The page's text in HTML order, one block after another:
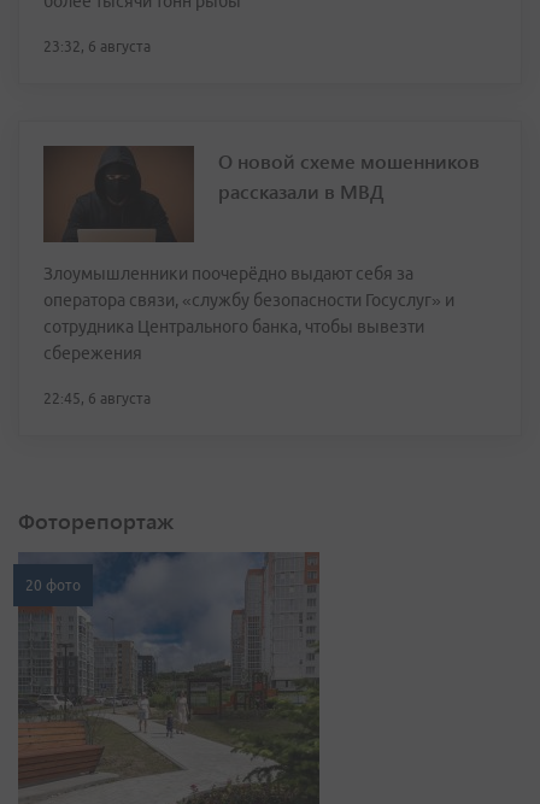
23:32, 6 августа
О новой схеме мошенников
рассказали в МВД
Злоумышленники поочерёдно выдают себя за
оператора связи, «службу безопасности Госуслуг» и
сотрудника Центрального банка, чтобы вывезти
сбережения
22:45, 6 августа
Фоторепортаж
20 фото